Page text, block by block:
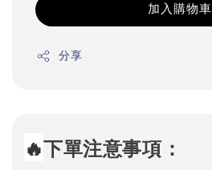
加入購物車
分享
🔥下單注意事項：